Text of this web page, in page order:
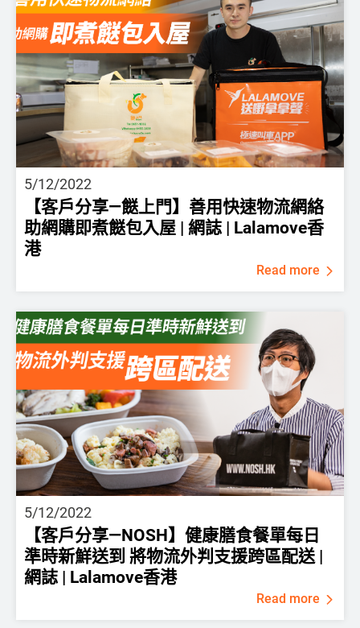
5/12/2022
【客戶分享—餸上門】善用快速物流網絡
助網購即煮餸包入屋 | 網誌 | Lalamove香
港
Read more
5/12/2022
【客戶分享—NOSH】健康膳食餐單每日
準時新鮮送到 將物流外判支援跨區配送 |
網誌 | Lalamove香港
Read more